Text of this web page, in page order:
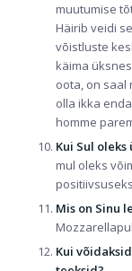
muutumise
Häirib veidi
võistluste
käima
oota, on saal
olla ikka
homme
Kui Sul oleks
mul oleks
Mis on Sinu
Kui